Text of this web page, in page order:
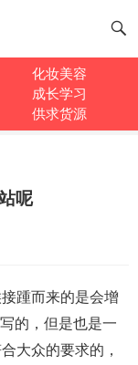
化妆美容
成长学习
供求货源
呢
踵而来的是会增
的，但是也是一
大众的要求的，